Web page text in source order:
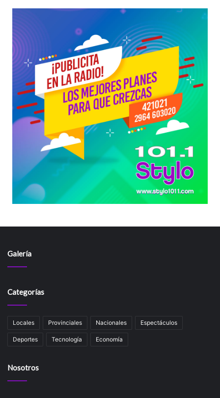
Galería
Categorías
Locales Provinciales Nacionales Espectáculos
Deportes Tecnología Economía
Nosotros